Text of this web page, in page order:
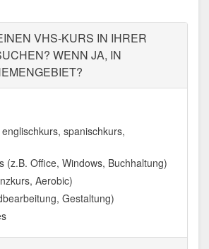
VHS-KURS IN IHRER
WENN JA, IN
spanischkurs,
(z.B. Office, Windows, Buchhaltung)
Aerobic)
Gestaltung)